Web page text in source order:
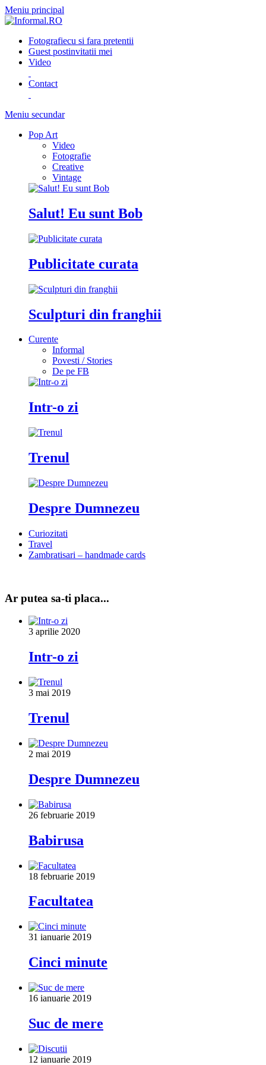
Meniu principal
Fotografiecu si fara pretentii
Guest postinvitatii mei
Video
Contact
Meniu secundar
Pop Art
Video
Fotografie
Creative
Vintage
Salut! Eu sunt Bob
Publicitate curata
Sculpturi din franghii
Curente
Informal
Povesti / Stories
De pe FB
Intr-o zi
Trenul
Despre Dumnezeu
Curiozitati
Travel
Zambratisari – handmade cards
Ar putea sa-ti placa...
3 aprilie 2020
Intr-o zi
3 mai 2019
Trenul
2 mai 2019
Despre Dumnezeu
26 februarie 2019
Babirusa
18 februarie 2019
Facultatea
31 ianuarie 2019
Cinci minute
16 ianuarie 2019
Suc de mere
12 ianuarie 2019